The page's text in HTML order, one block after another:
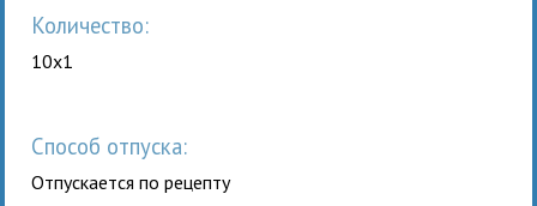
Количество:
10x1
Способ отпуска:
Отпускается по рецепту